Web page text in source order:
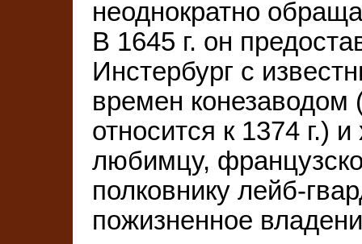
неоднократно
В 1645 г. он
Инстербург с
времен конезаводом
относится к 1374 г.)
любимцу,
полковнику лейб-
пожизненное